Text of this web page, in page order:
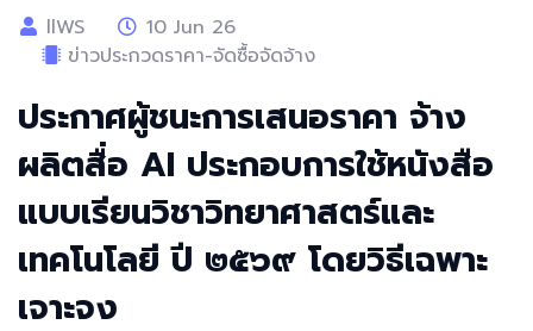
llWS
10 Jun 26
ข่าวประกวดราคา-จัดซื้อจัดจ้าง
ประกาศผู้ชนะการเสนอราคา จ้าง
ผลิตสื่อ AI ประกอบการใช้หนังสือ
แบบเรียนวิชาวิทยาศาสตร์และ
เทคโนโลยี ปี ๒๕๖๙ โดยวิธีเฉพาะ
เจาะจง